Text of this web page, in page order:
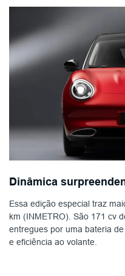
Dinâmica
Essa edição especial traz
km (INMETRO). São 171 cv
entregues por uma bateria
e eficiência ao volante.